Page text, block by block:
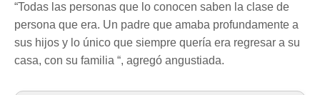
“Todas las personas que lo conocen saben la clase de
persona que era. Un padre que amaba profundamente a
sus hijos y lo único que siempre quería era regresar a su
casa, con su familia “, agregó angustiada.